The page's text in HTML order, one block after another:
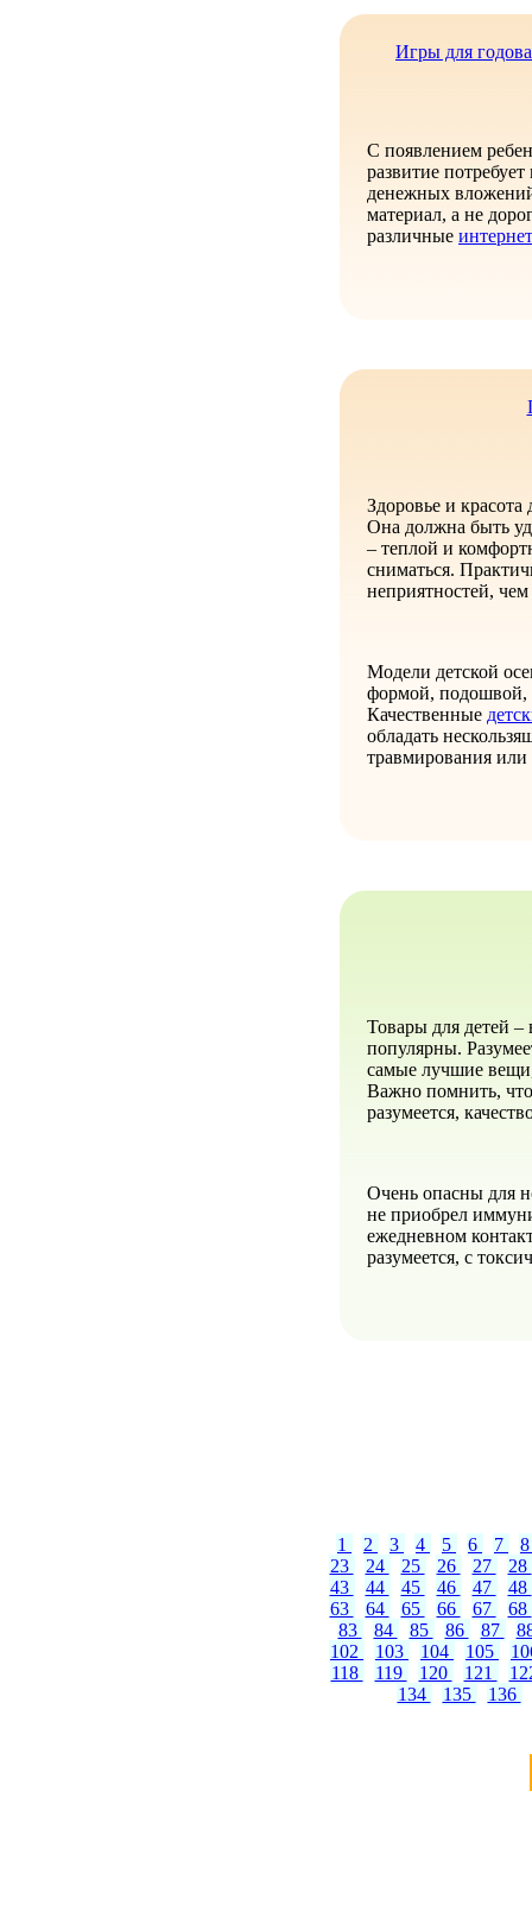
Игры для
С появлением
развитие
денежных
материал, а не
различные
Здоровье и красота
Она должна быть
– теплой и
сниматься.
неприятностей,
Модели детской
формой, подошвой,
Качественные
обладать
травмирования или
Товары для детей
популярны.
самые лучшие
Важно помнить,
разумеется,
Очень опасны для
не приобрел
ежедневном
разумеется, с
1 2 3 4 5 6 7
23
24 25 26 27
28
43
44 45 46 47
48
63
64 65 66 67
68
83
84 85 86 87
102
103 104 105
118
119 120 121
134
135 136